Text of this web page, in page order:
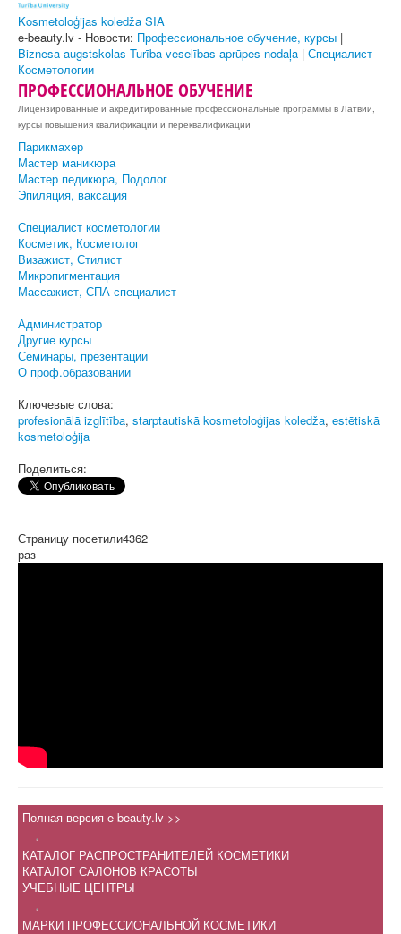
Kosmetoloģijas koledža SIA
e-beauty.lv - Новости: Профессиональное обучение, курсы |
Biznesa augstskolas Turība veselības aprūpes nodaļa | Специалист
Косметологии
ПРОФЕССИОНАЛЬНОЕ ОБУЧЕНИЕ
Лицензированные и акредитированные профессиональные программы в Латвии,
курсы повышения квалификации и переквалификации
Парикмахер
Мастер маникюра
Мастер педикюра, Подолог
Эпиляция, ваксация
Специалист косметологии
Косметик, Косметолог
Визажист, Стилист
Микропигментация
Массажист, СПА специалист
Администратор
Другие курсы
Семинары, презентации
О проф.образовании
Ключевые слова:
profesionālā izglītība, starptautiskā kosmetoloģijas koledža, estētiskā
kosmetoloģija
Поделиться:
Страницу посетили4362
раз
Полная версия e-beauty.lv >>
.
КАТАЛОГ РАСПРОСТРАНИТЕЛЕЙ КОСМЕТИКИ
КАТАЛОГ САЛОНОВ КРАСОТЫ
УЧЕБНЫЕ ЦЕНТРЫ
.
МАРКИ ПРОФЕССИОНАЛЬНОЙ КОСМЕТИКИ